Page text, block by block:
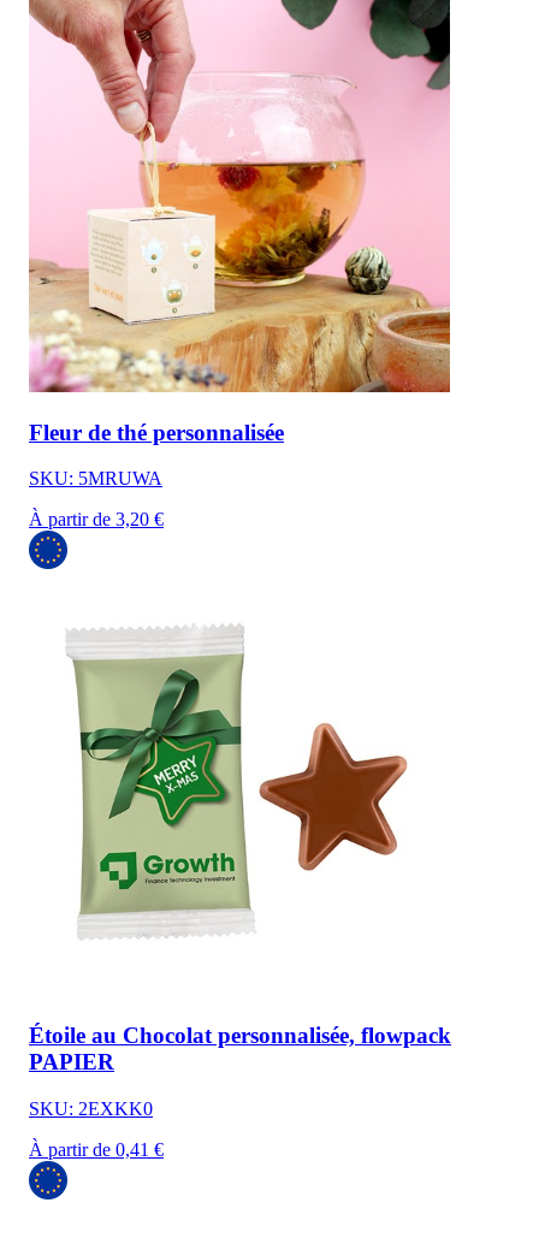
Fleur de thé personnalisée
SKU: 5MRUWA
À partir de 3,20 €
Étoile au Chocolat personnalisée, flowpack
PAPIER
SKU: 2EXKK0
À partir de 0,41 €